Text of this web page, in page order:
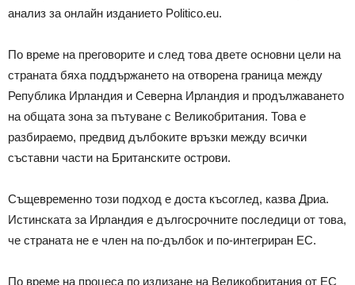
анализ за онлайн изданието Politico.eu.
По време на преговорите и след това двете основни цели на
страната бяха поддържането на отворена граница между
Република Ирландия и Северна Ирландия и продължаването
на общата зона за пътуване с Великобритания. Това е
разбираемо, предвид дълбоките връзки между всички
съставни части на Британските острови.
Същевременно този подход е доста късоглед, казва Дриа.
Истинската за Ирландия е дългосрочните последици от това,
че страната не е член на по-дълбок и по-интегриран ЕС.
По време на процеса по излизане на Великобритания от ЕС